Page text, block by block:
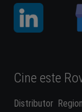
Cine este
Distributor